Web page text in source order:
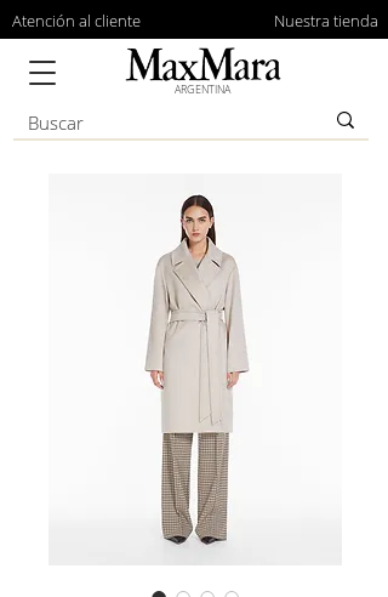
Atención al cliente Nuestra tienda
ARGENTINA